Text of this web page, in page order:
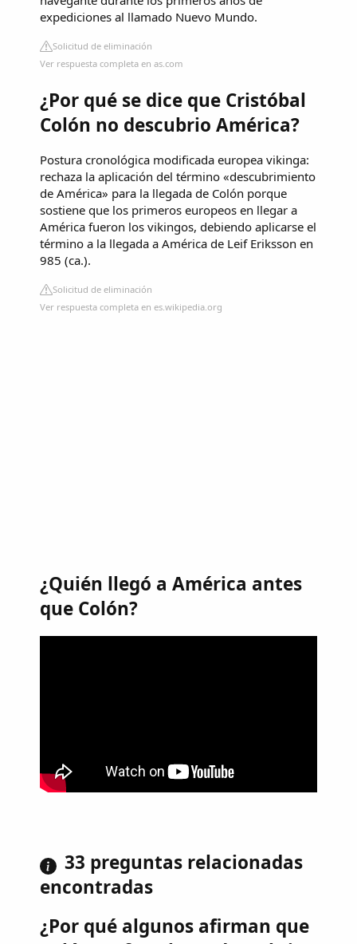
expediciones al llamado Nuevo Mundo.
Solicitud de eliminación
Ver respuesta completa en as.com
¿Por qué se dice que Cristóbal
Colón no descubrio América?
Postura cronológica modificada europea vikinga:
rechaza la aplicación del término «descubrimiento
de América» para la llegada de Colón porque
sostiene que los primeros europeos en llegar a
América fueron los vikingos, debiendo aplicarse el
término a la llegada a América de Leif Eriksson en
985 (ca.).
Solicitud de eliminación
Ver respuesta completa en es.wikipedia.org
¿Quién llegó a América antes
que Colón?
33 preguntas relacionadas
encontradas
¿Por qué algunos afirman que